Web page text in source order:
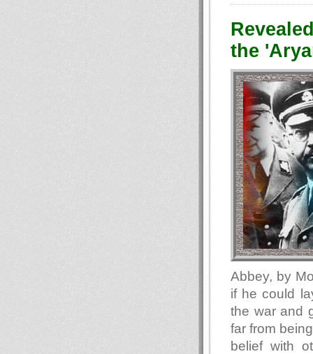
the
Abbey, by
if he could
the war and
far from
belief with